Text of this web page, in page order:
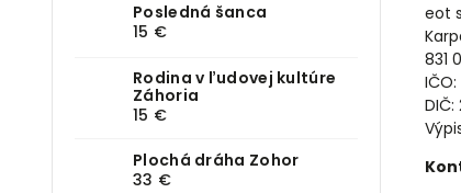
Posledná šanca
15 €
Rodina v ľudovej kultúre
Záhoria
15 €
Plochá dráha Zohor
33 €
eot
831
DIČ: